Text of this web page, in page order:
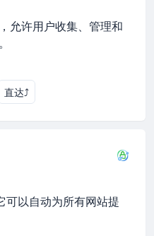
允许用户收集、管理和
直达⤴︎
可以自动为所有网站提